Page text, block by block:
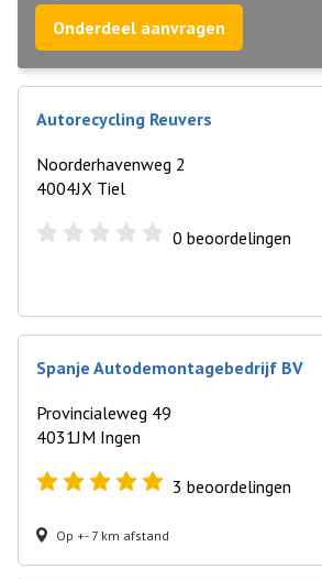
Onderdeel aanvragen
Autorecycling Reuvers
Noorderhavenweg 2
4004JX Tiel
0 beoordelingen
Spanje Autodemontagebedrijf BV
Provincialeweg 49
4031JM Ingen
3 beoordelingen
Op +- 7 km afstand